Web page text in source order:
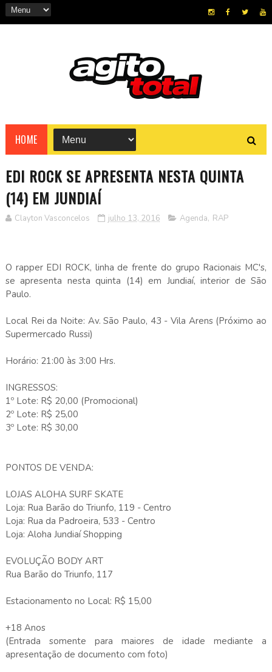
HOME
EDI ROCK SE APRESENTA NESTA QUINTA
(14) EM JUNDIAÍ
Clayton Vasconcelos julho 13, 2016 Agenda, RAP
O rapper EDI ROCK, linha de frente do grupo Racionais MC's,
se apresenta nesta quinta (14) em Jundiaí, interior de São
Paulo.
Local Rei da Noite: Av. São Paulo, 43 - Vila Arens (Próximo ao
Supermercado Russi)
Horário: 21:00 às 3:00 Hrs.
INGRESSOS:
1º Lote: R$ 20,00 (Promocional)
2º Lote: R$ 25,00
3º Lote: R$ 30,00
PONTOS DE VENDA:
LOJAS ALOHA SURF SKATE
Loja: Rua Barão do Triunfo, 119 - Centro
Loja: Rua da Padroeira, 533 - Centro
Loja: Aloha Jundiaí Shopping
EVOLUÇÃO BODY ART
Rua Barão do Triunfo, 117
Estacionamento no Local: R$ 15,00
+18 Anos
(Entrada somente para maiores de idade mediante a
apresentação de documento com foto)